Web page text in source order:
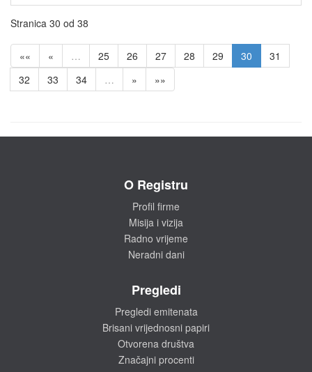
Stranica 30 od 38
«« « … 25 26 27 28 29 30
31
32
33 34 … » »»
O Registru
Profil firme
Misija i vizija
Radno vrijeme
Neradni dani
Pregledi
Pregledi emitenata
Brisani vrijednosni papiri
Otvorena društva
Značajni procenti